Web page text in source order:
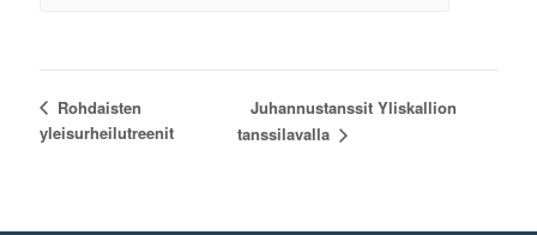
Rohdaisten
yleisurheilutreenit
Juhannustanssit Yliskallion
tanssilavalla